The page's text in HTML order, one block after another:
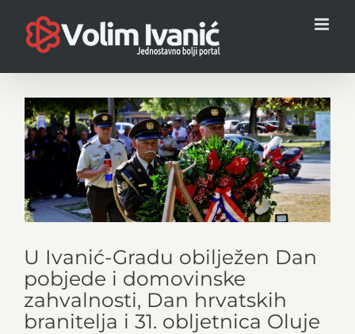
content
U Ivanić-Gradu obilježen Dan
pobjede i domovinske
zahvalnosti, Dan hrvatskih
branitelja i 31. obljetnica Oluje